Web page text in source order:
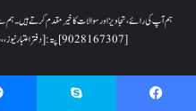
[9028167307]پتہ: [دفتر اعتبار نیوز، ، دیگلور ناکہ، ناندیڑ(مہاراشٹر) ] پر رابطہ کیا جاسکتا ہے۔
Disclaimer